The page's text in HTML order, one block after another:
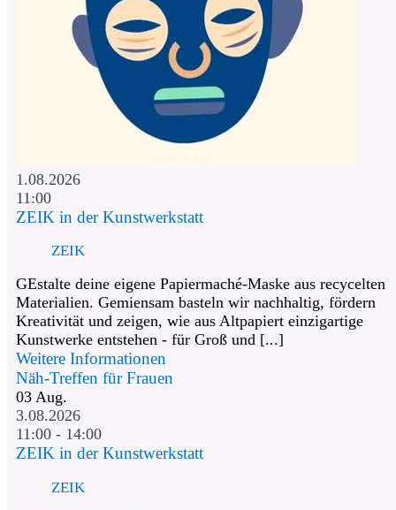
1.08.2026
11:00
ZEIK in der Kunstwerkstatt
ZEIK
GEstalte deine eigene Papiermaché-Maske aus recycelten
Materialien. Gemiensam basteln wir nachhaltig, fördern
Kreativität und zeigen, wie aus Altpapiert einzigartige
Kunstwerke entstehen - für Groß und [...]
Weitere Informationen
Näh-Treffen für Frauen
03 Aug.
3.08.2026
11:00 - 14:00
ZEIK in der Kunstwerkstatt
ZEIK